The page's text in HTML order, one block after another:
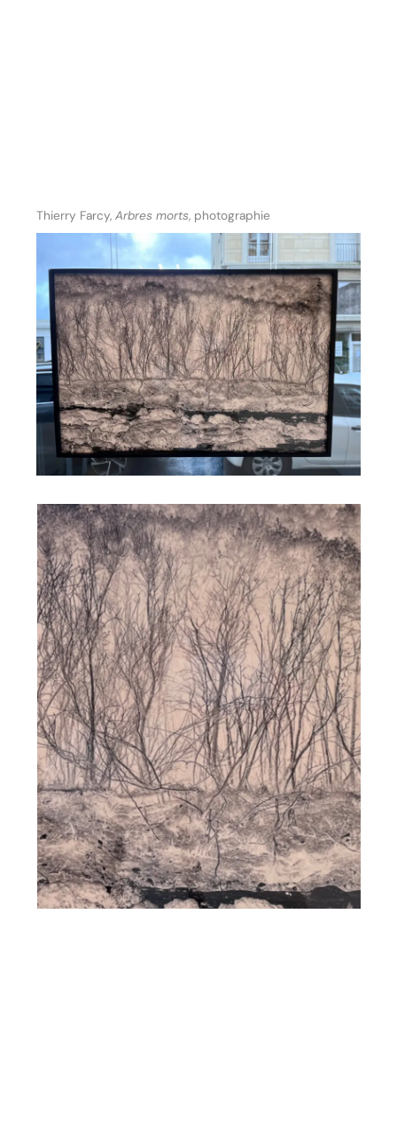
Thierry Farcy,Arbres morts, photographie